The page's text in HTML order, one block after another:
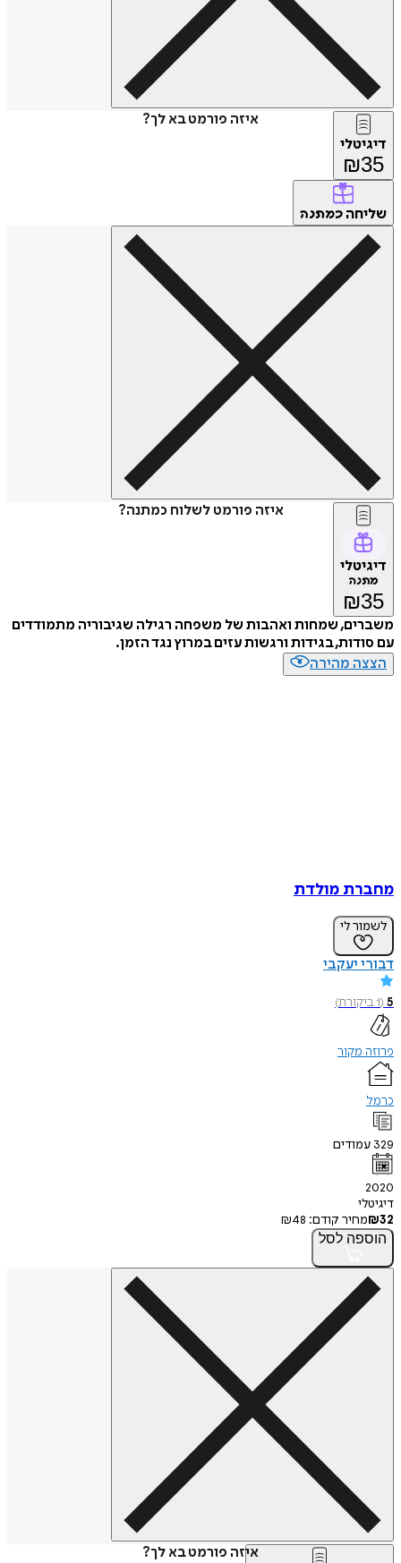
איזה פורמט בא לך?
דיגיטלי
₪35
שליחה כמתנה
איזה פורמט לשלוח כמתנה?
דיגיטלי
מתנה
₪35
משברים, שמחות ואהבות של משפחה רגילה שגיבוריה מתמודדים
עם סודות, בגידות ורגשות עזים במרוץ נגד הזמן.
הצצה מהירה
מחברת מולדת
לשמור לי
דבורי יעקבי
5
(
1ביקורת)
פרוזה מקור
כרמל
329 עמודים
2020
דיגיטלי
₪32 מחיר קודם: ₪48
הוספה לסל
איזה פורמט בא לך?